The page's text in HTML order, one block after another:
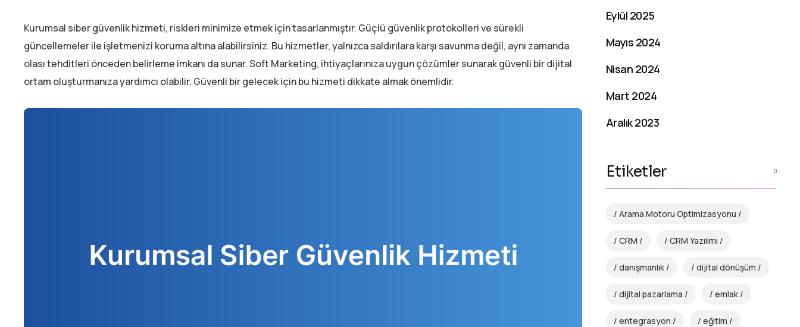
Kurumsal siber güvenlik hizmeti, riskleri minimize etmek için tasarlanmıştır. Güçlü güvenlik protokolleri ve sürekli
güncellemeler ile işletmenizi koruma altına alabilirsiniz. Bu hizmetler, yalnızca saldırılara karşı savunma değil, aynı zamanda
olası tehditleri önceden belirleme imkanı da sunar. Soft Marketing, ihtiyaçlarınıza uygun çözümler sunarak güvenli bir dijital
ortam oluşturmanıza yardımcı olabilir. Güvenli bir gelecek için bu hizmeti dikkate almak önemlidir.
Eylül 2025
Mayıs 2024
Nisan 2024
Mart 2024
Aralık 2023
Etiketler
Arama Motoru Optimizasyonu
CRM CRM Yazılımı
danışmanlık dijital dönüşüm
dijital pazarlama emlak
entegrasyon eğitim